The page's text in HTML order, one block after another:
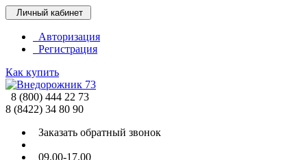
Личный кабинет
Авторизация
Регистрация
Как купить
8 (800) 444 22 73
8 (8422) 34 80 90
Заказать обратный звонок
09.00-17.00